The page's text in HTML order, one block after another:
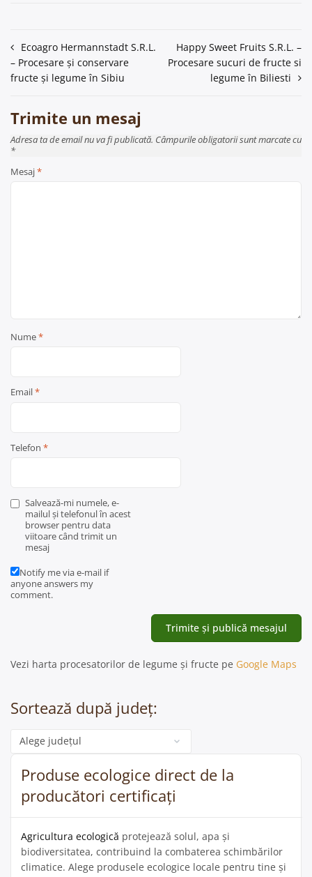
Navigare
în
Ecoagro Hermannstadt S.R.L.
– Procesare și conservare
fructe și legume în Sibiu
Happy Sweet Fruits S.R.L. –
Procesare sucuri de fructe si
legume în Biliesti
Trimite un mesaj
Adresa ta de email nu va fi publicată. Câmpurile obligatorii sunt marcate cu
*
Mesaj*
Nume*
Email*
Telefon *
Salvează-mi numele, e-
mailul și telefonul în acest
browser pentru data
viitoare când trimit un
mesaj
Notify me via e-mail if
anyone answers my
comment.
Vezi harta procesatorilor de legume și fructe pe Google Maps
Sortează după județ:
Categorie
Produse ecologice direct de la
producători certificați
Agricultura ecologică protejează solul, apa și
biodiversitatea, contribuind la combaterea schimbărilor
climatice. Alege produsele ecologice locale pentru tine și